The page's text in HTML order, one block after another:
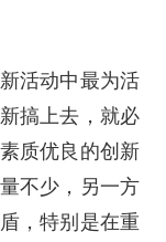
活动中最为活
搞上去，就必
质优良的创新
不少，另一方
，特别是在重